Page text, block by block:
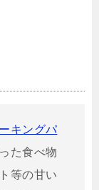
キングパ
た食べ物
等の甘い